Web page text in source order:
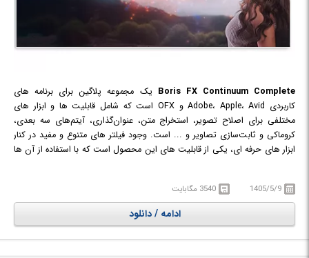
Boris FX Continuum Complete یک مجموعه پلاگین برای برنامه های
کاربردی Adobe، Apple، Avid و OFX است که شامل قابلیت ها و ابزار های
مختلفی برای اصلاح تصویر، استخراج متن، عنوان‌گذاری، آیتم‌های سه بعدی،
کروماکی و ثابت‌سازی تصاویر و ... است. وجود فیلتر های متنوع و مفید در کنار
ابزار های حرفه ای، یکی از قابلیت های این محصول است که با استفاده از آن ها
دهند و یا فیلتر Broadcast Safe یکی از راه حل های مفیدی است که قطعا به
آن نیاز خواهید داشت. کافیست پریست استاندارد پخش مورد نظر را انتخاب
کنید تا فیلتر به طور خودکار نتیجه نهایی تصویر کامل را تولید کند. از سوی دیگر
ویرایش ویدئو های 360 یک کار وقت گیر است که VR Unit با ارائه 5 فیلتر بهینه
1405/5/9 3540 مگابایت
ادامه / دانلود